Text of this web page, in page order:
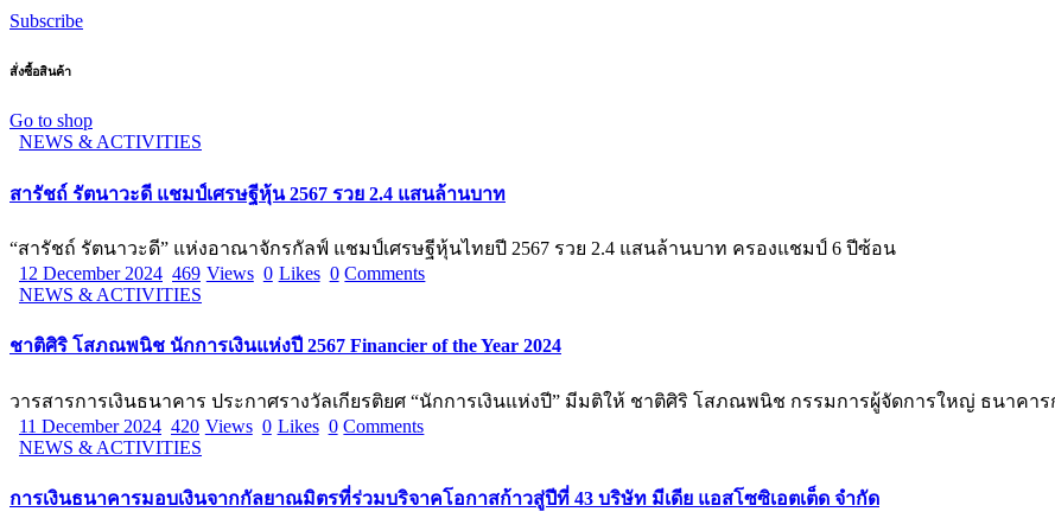
Subscribe
สั่งซื้อสินค้า
Go to shop
NEWS & ACTIVITIES
สารัชถ์ รัตนาวะดี แชมป์เศรษฐีหุ้น 2567 รวย 2.4 แสนล้านบาท
“สารัชถ์ รัตนาวะดี” แห่งอาณาจักรกัลฟ์ แชมป์เศรษฐีหุ้นไทยปี 2567 รวย 2.4 แสนล้านบาท ครองแชมป์ 6 ปีซ้อน
12 December 2024 469 Views 0 Likes 0 Comments
NEWS & ACTIVITIES
ชาติศิริ โสภณพนิช นักการเงินแห่งปี 2567 Financier of the Year 2024
วารสารการเงินธนาคาร ประกาศรางวัลเกียรติยศ “นักการเงินแห่งปี” มีมติให้ ชาติศิริ โสภณพนิช กรรมการผู้จัดการใหญ่ ธนาคา
11 December 2024 420 Views 0 Likes 0 Comments
NEWS & ACTIVITIES
การเงินธนาคารมอบเงินจากกัลยาณมิตรที่ร่วมบริจาคโอกาสก้าวสู่ปีที่ 43 บริษัท มีเดีย แอสโซซิเอตเต็ด จำกัด